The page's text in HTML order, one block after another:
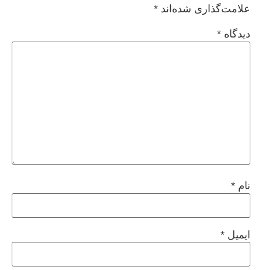
علامت‌گذاری شده‌اند *
دیدگاه *
نام *
ایمیل *